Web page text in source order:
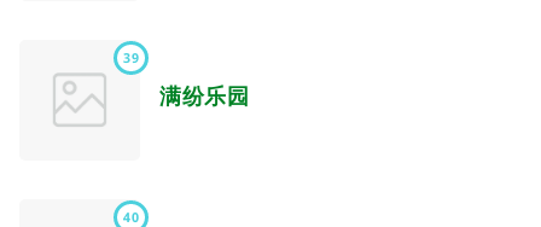
39
满纷乐园
40